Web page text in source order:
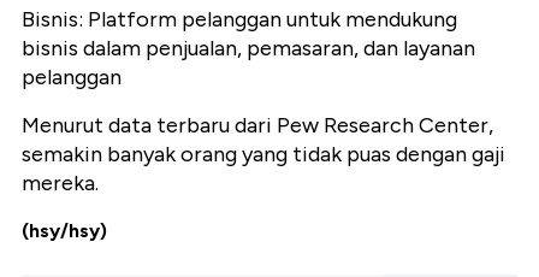
Bisnis: Platform pelanggan untuk mendukung
bisnis dalam penjualan, pemasaran, dan layanan
pelanggan
Menurut data terbaru dari Pew Research Center,
semakin banyak orang yang tidak puas dengan gaji
mereka.
(hsy/hsy)